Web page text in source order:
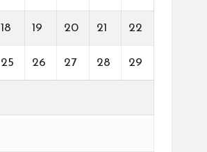
18 19 20 21 22
25 26 27 28 29